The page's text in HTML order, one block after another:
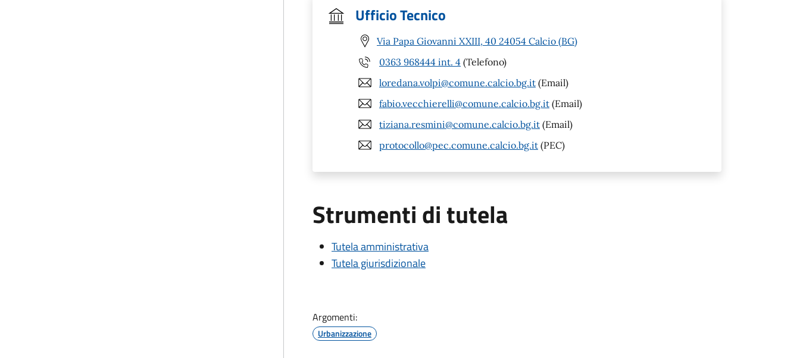
Ufficio Tecnico
Via Papa Giovanni XXIII, 40 24054 Calcio (BG)
0363 968444 int. 4 (Telefono)
loredana.volpi@comune.calcio.bg.it (Email)
fabio.vecchierelli@comune.calcio.bg.it (Email)
tiziana.resmini@comune.calcio.bg.it (Email)
protocollo@pec.comune.calcio.bg.it (PEC)
Strumenti di tutela
Tutela amministrativa
Tutela giurisdizionale
Argomenti:
Urbanizzazione